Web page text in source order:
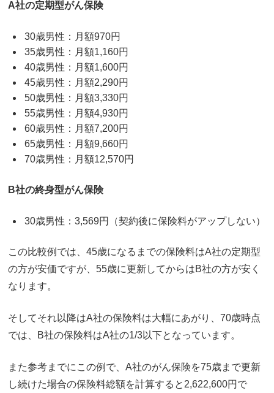
A社の定期型がん保険
30歳男性：月額970円
35歳男性：月額1,160円
40歳男性：月額1,600円
45歳男性：月額2,290円
50歳男性：月額3,330円
55歳男性：月額4,930円
60歳男性：月額7,200円
65歳男性：月額9,660円
70歳男性：月額12,570円
B社の終身型がん保険
30歳男性：3,569円（契約後に保険料がアップしない）
この比較例では、45歳になるまでの保険料はA社の定期型
の方が安価ですが、55歳に更新してからはB社の方が安く
なります。
そしてそれ以降はA社の保険料は大幅にあがり、70歳時点
では、B社の保険料はA社の1/3以下となっています。
また参考までにこの例で、A社のがん保険を75歳まで更新
し続けた場合の保険料総額を計算すると2,622,600円で